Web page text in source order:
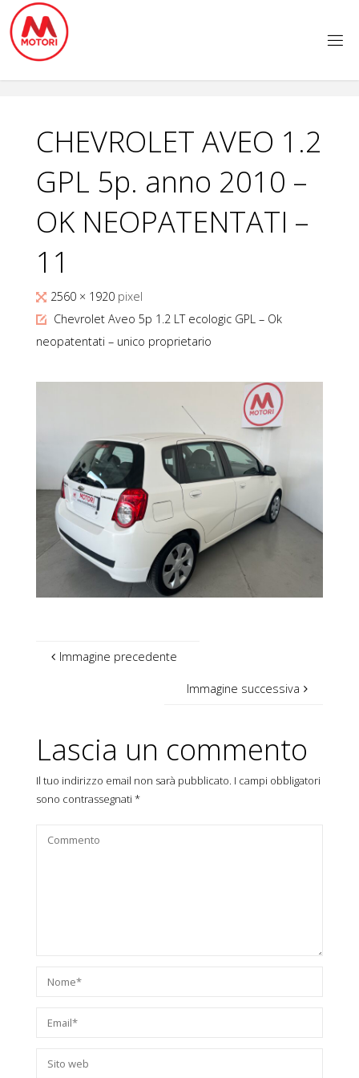
Salta
contenuto
CHEVROLET AVEO 1.2
GPL 5p. anno 2010 –
OK NEOPATENTATI –
11
Tutta
larghezza
2560 × 1920 pixel
Chevrolet Aveo 5p 1.2 LT ecologic GPL – Ok
neopatentati – unico proprietario
Immagine precedente
Immagine successiva
Lascia un commento
Il tuo indirizzo email non sarà pubblicato. I campi obbligatori
sono contrassegnati *